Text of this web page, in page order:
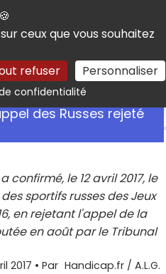
ceux que vous souhaitez
refuser Personnaliser
confidentialitéRechercher
des Russes rejeté
confirmé, le 12 avril 2017, le
sportifs russes des Jeux
en rejetant l'appel de la
en août par le Tribunal
2017 • Par Handicap.fr / A.L.G.